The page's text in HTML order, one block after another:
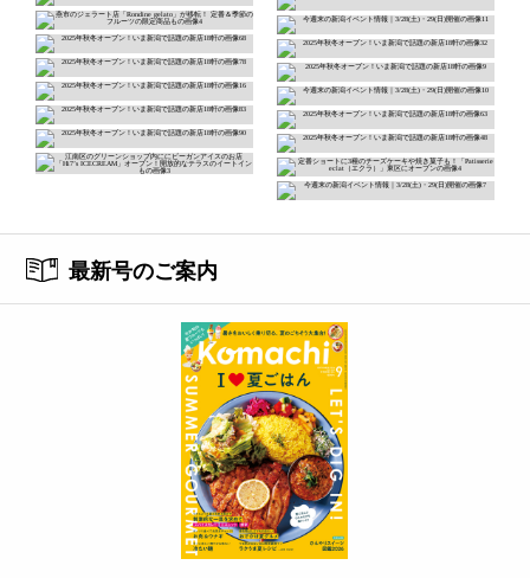
最新号のご案内